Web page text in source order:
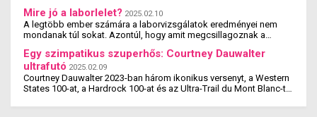
Mire jó a laborlelet? 2025.02.10
A legtöbb ember számára a laborvizsgálatok eredményei nem
mondanak túl sokat. Azontúl, hogy amit megcsillagoznak a
Egy szimpatikus szuperhős: Courtney Dauwalter
ultrafutó 2025.02.09
Courtney Dauwalter 2023-ban három ikonikus versenyt, a Western
States 100-at, a Hardrock 100-at és az Ultra-Trail du Mont Blanc-t